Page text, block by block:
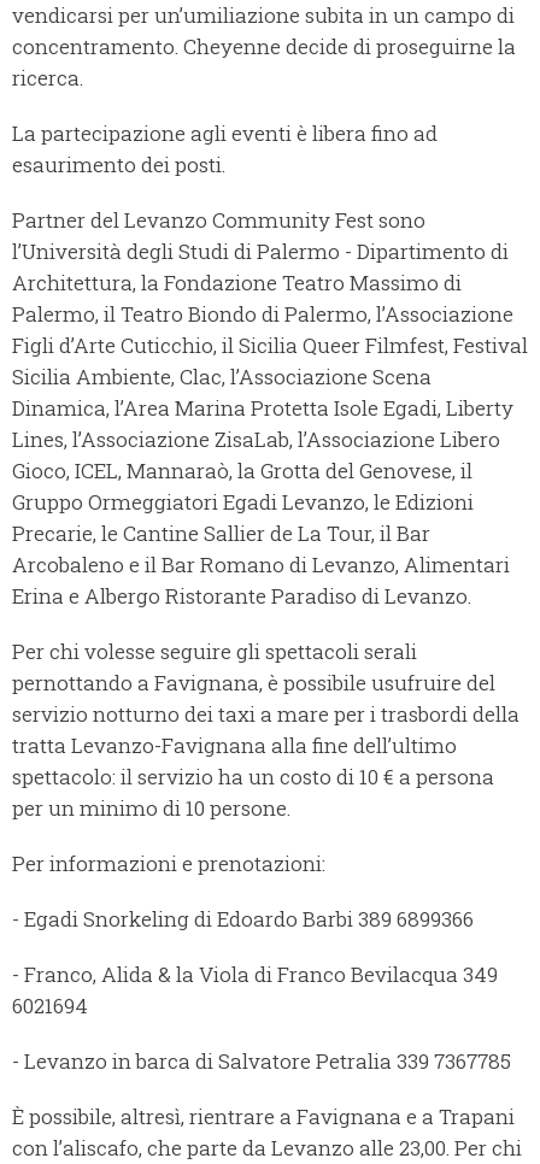
vendicarsi per un’umiliazione subita in un campo di
concentramento. Cheyenne decide di proseguirne la
ricerca.
La partecipazione agli eventi è libera fino ad
esaurimento dei posti.
Partner del Levanzo Community Fest sono
l’Università degli Studi di Palermo - Dipartimento di
Architettura, la Fondazione Teatro Massimo di
Palermo, il Teatro Biondo di Palermo, l’Associazione
Figli d’Arte Cuticchio, il Sicilia Queer Filmfest, Festival
Sicilia Ambiente, Clac, l’Associazione Scena
Dinamica, l’Area Marina Protetta Isole Egadi, Liberty
Lines, l’Associazione ZisaLab, l’Associazione Libero
Gioco, ICEL, Mannaraò, la Grotta del Genovese, il
Gruppo Ormeggiatori Egadi Levanzo, le Edizioni
Precarie, le Cantine Sallier de La Tour, il Bar
Arcobaleno e il Bar Romano di Levanzo, Alimentari
Erina e Albergo Ristorante Paradiso di Levanzo.
Per chi volesse seguire gli spettacoli serali
pernottando a Favignana, è possibile usufruire del
servizio notturno dei taxi a mare per i trasbordi della
tratta Levanzo-Favignana alla fine dell’ultimo
spettacolo: il servizio ha un costo di 10 € a persona
per un minimo di 10 persone.
Per informazioni e prenotazioni:
- Egadi Snorkeling di Edoardo Barbi 389 6899366
- Franco, Alida & la Viola di Franco Bevilacqua 349
6021694
- Levanzo in barca di Salvatore Petralia 339 7367785
È possibile, altresì, rientrare a Favignana e a Trapani
con l’aliscafo, che parte da Levanzo alle 23,00. Per chi